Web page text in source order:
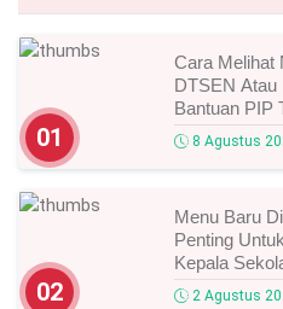
01
Cara Melihat
DTSEN
Bantuan PIP
Cek Dan
8 Agustus
02
Menu Baru
Penting
Kepala
Waktunya!
2 Agustus